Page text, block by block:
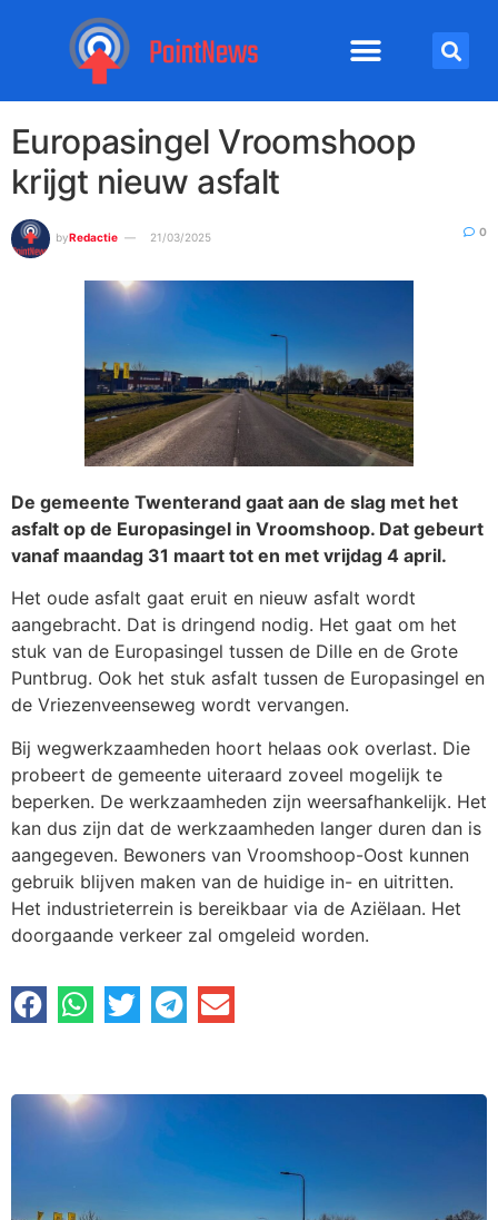
Europasingel Vroomshoop
krijgt nieuw asfalt
byRedactie 21/03/2025 0
De gemeente Twenterand gaat aan de slag met het
asfalt op de Europasingel in Vroomshoop. Dat gebeurt
vanaf maandag 31 maart tot en met vrijdag 4 april.
Het oude asfalt gaat eruit en nieuw asfalt wordt
aangebracht. Dat is dringend nodig. Het gaat om het
stuk van de Europasingel tussen de Dille en de Grote
Puntbrug. Ook het stuk asfalt tussen de Europasingel en
de Vriezenveenseweg wordt vervangen.
Bij wegwerkzaamheden hoort helaas ook overlast. Die
probeert de gemeente uiteraard zoveel mogelijk te
beperken. De werkzaamheden zijn weersafhankelijk. Het
kan dus zijn dat de werkzaamheden langer duren dan is
aangegeven. Bewoners van Vroomshoop-Oost kunnen
gebruik blijven maken van de huidige in- en uitritten.
Het industrieterrein is bereikbaar via de Aziëlaan. Het
doorgaande verkeer zal omgeleid worden.